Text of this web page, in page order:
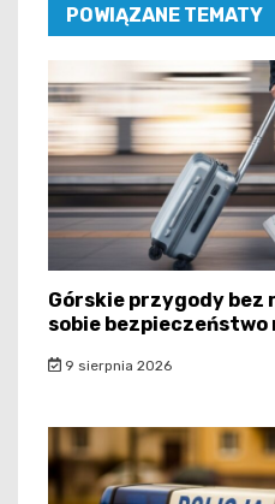
POWIĄZANE TEMATY
Górskie przygody bez
sobie bezpieczeństwo
9 sierpnia 2026